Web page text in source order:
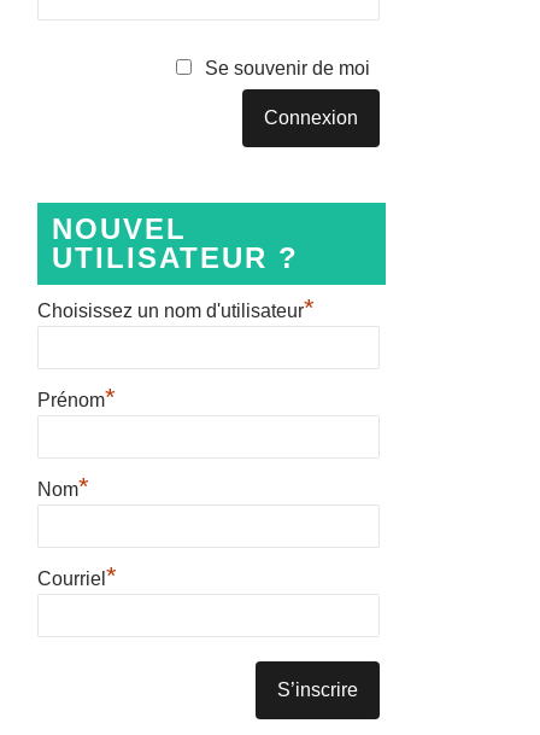
Se souvenir de moi
NOUVEL
UTILISATEUR ?
Choisissez un nom d'utilisateur*
Prénom*
Nom*
Courriel*